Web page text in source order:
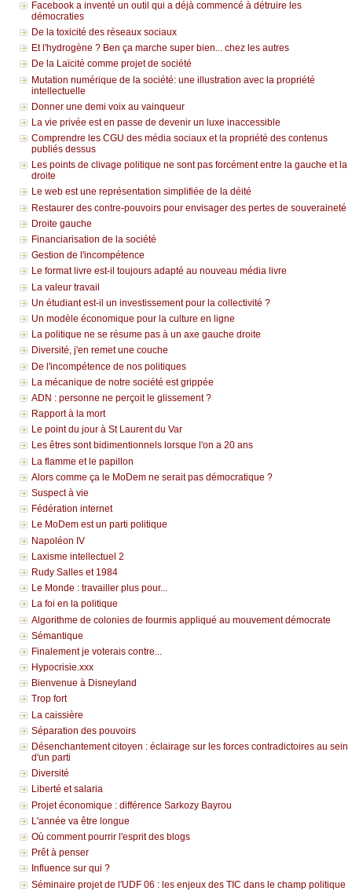
Facebook a inventé un outil qui a déjà commencé à détruire les
démocraties
De la toxicité des réseaux sociaux
Et l'hydrogène ? Ben ça marche super bien... chez les autres
De la Laïcité comme projet de société
Mutation numérique de la société: une illustration avec la propriété
intellectuelle
Donner une demi voix au vainqueur
La vie privée est en passe de devenir un luxe inaccessible
Comprendre les CGU des média sociaux et la propriété des contenus
publiés dessus
Les points de clivage politique ne sont pas forcément entre la gauche et la
droite
Le web est une représentation simplifiée de la déité
Restaurer des contre-pouvoirs pour envisager des pertes de souveraineté
Droite gauche
Financiarisation de la société
Gestion de l'incompétence
Le format livre est-il toujours adapté au nouveau média livre
La valeur travail
Un étudiant est-il un investissement pour la collectivité ?
Un modèle économique pour la culture en ligne
La politique ne se résume pas à un axe gauche droite
Diversité, j'en remet une couche
De l'incompétence de nos politiques
La mécanique de notre société est grippée
ADN : personne ne perçoit le glissement ?
Rapport à la mort
Le point du jour à St Laurent du Var
Les êtres sont bidimentionnels lorsque l'on a 20 ans
La flamme et le papillon
Alors comme ça le MoDem ne serait pas démocratique ?
Suspect à vie
Fédération internet
Le MoDem est un parti politique
Napoléon IV
Laxisme intellectuel 2
Rudy Salles et 1984
Le Monde : travailler plus pour...
La foi en la politique
Algorithme de colonies de fourmis appliqué au mouvement démocrate
Sémantique
Finalement je voterais contre...
Hypocrisie.xxx
Bienvenue à Disneyland
Trop fort
La caissière
Séparation des pouvoirs
Désenchantement citoyen : éclairage sur les forces contradictoires au sein
d'un parti
Diversité
Liberté et salaria
Projet économique : différence Sarkozy Bayrou
L'année va être longue
Où comment pourrir l'esprit des blogs
Prêt à penser
Influence sur qui ?
Séminaire projet de l'UDF 06 : les enjeux des TIC dans le champ politique